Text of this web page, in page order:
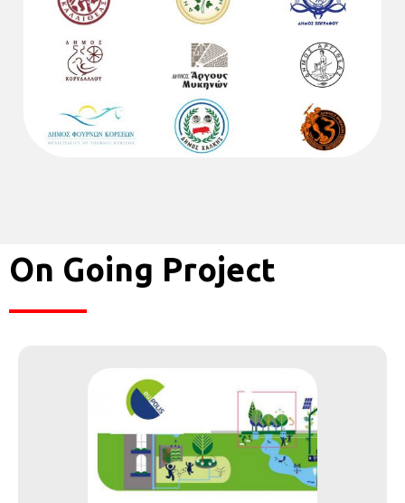
On Going Project